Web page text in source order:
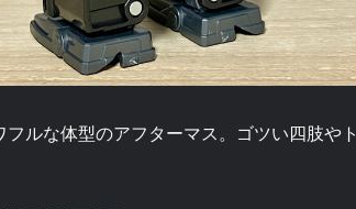
ルな体型のアフターマス。ゴツい四肢やト